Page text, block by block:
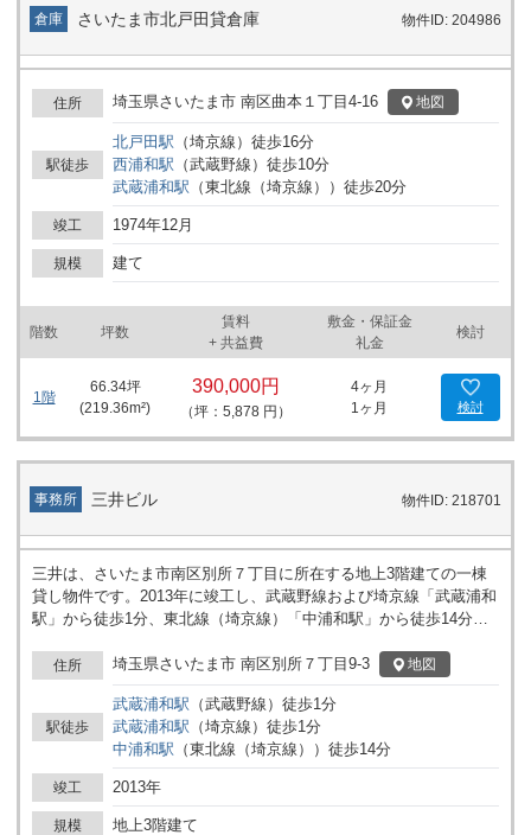
倉庫 さいたま市北戸田貸倉庫 物件ID: 204986
住所 埼玉県さいたま市 南区曲本１丁目4-16 地図
駅徒歩
北戸田駅 （埼京線 ） 徒歩16分
西浦和駅 （武蔵野線 ） 徒歩10分
武蔵浦和駅 （東北線（埼京線） ） 徒歩20分
竣工 1974年12月
規模 建て
階数 坪数
賃料
+ 共益費
敷金・保証金
礼金
検討
1階
66.34坪
(219.36m²)
390,000円
（坪：5,878 円）
4ヶ月
1ヶ月
検討
事務所 三井ビル 物件ID: 218701
三井は、さいたま市南区別所７丁目に所在する地上3階建ての一棟
貸し物件です。2013年に竣工し、武蔵野線および埼京線「武蔵浦和
駅」から徒歩1分、東北線（埼京線）「中浦和駅」から徒歩14分の
住所 埼玉県さいたま市 南区別所７丁目9-3 地図
駅徒歩
武蔵浦和駅 （武蔵野線 ） 徒歩1分
武蔵浦和駅 （埼京線 ） 徒歩1分
中浦和駅 （東北線（埼京線） ） 徒歩14分
竣工 2013年
規模 地上3階建て